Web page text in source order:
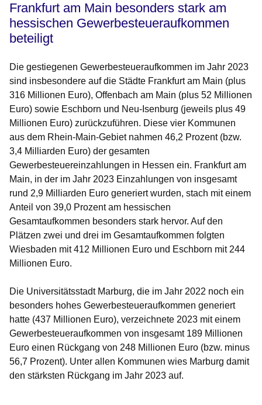
Frankfurt am Main besonders stark am
hessischen Gewerbesteueraufkommen
beteiligt
Die gestiegenen Gewerbesteueraufkommen im Jahr 2023
sind insbesondere auf die Städte Frankfurt am Main (plus
316 Millionen Euro), Offenbach am Main (plus 52 Millionen
Euro) sowie Eschborn und Neu-Isenburg (jeweils plus 49
Millionen Euro) zurückzuführen. Diese vier Kommunen
aus dem Rhein-Main-Gebiet nahmen 46,2 Prozent (bzw.
3,4 Milliarden Euro) der gesamten
Gewerbesteuereinzahlungen in Hessen ein. Frankfurt am
Main, in der im Jahr 2023 Einzahlungen von insgesamt
rund 2,9 Milliarden Euro generiert wurden, stach mit einem
Anteil von 39,0 Prozent am hessischen
Gesamtaufkommen besonders stark hervor. Auf den
Plätzen zwei und drei im Gesamtaufkommen folgten
Wiesbaden mit 412 Millionen Euro und Eschborn mit 244
Millionen Euro.
Die Universitätsstadt Marburg, die im Jahr 2022 noch ein
besonders hohes Gewerbesteueraufkommen generiert
hatte (437 Millionen Euro), verzeichnete 2023 mit einem
Gewerbesteueraufkommen von insgesamt 189 Millionen
Euro einen Rückgang von 248 Millionen Euro (bzw. minus
56,7 Prozent). Unter allen Kommunen wies Marburg damit
den stärksten Rückgang im Jahr 2023 auf.